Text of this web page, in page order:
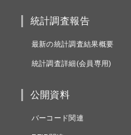
統計調査報告
最新の統計調査結果概要
統計調査詳細(会員専用)
公開資料
バーコード関連